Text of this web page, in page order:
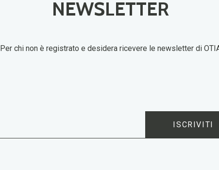
NEWSLETTER
Per chi non è registrato e desidera ricevere le newsletter di
ISCRIVITI